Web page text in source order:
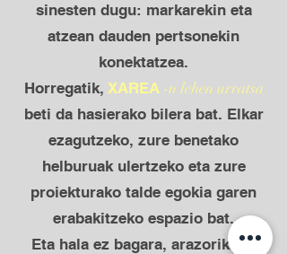
sinesten dugu: markarekin eta
atzean dauden pertsonekin
konektatzea.
Horregatik, XAREA-n lehen urratsa
beti da hasierako bilera bat. Elkar
ezagutzeko, zure benetako
helburuak ulertzeko eta zure
proiekturako talde egokia garen
erabakitzeko espazio bat.
Eta hala ez bagara, arazorik ez: